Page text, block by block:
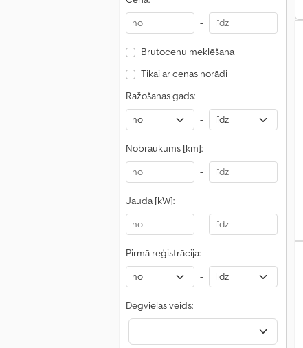
-
Brutocenu meklēšana
Tikai ar cenas norādi
Ražošanas gads:
-
Nobraukums [km]:
-
Jauda [kW]:
-
Pirmā reģistrācija:
-
Degvielas veids: